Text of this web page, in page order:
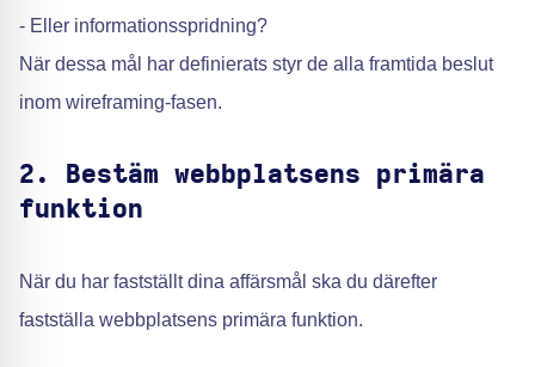
- Eller informationsspridning?
När dessa mål har definierats styr de alla framtida beslut
inom wireframing-fasen.
2. Bestäm webbplatsens primära
funktion
När du har fastställt dina affärsmål ska du därefter
fastställa webbplatsens primära funktion.